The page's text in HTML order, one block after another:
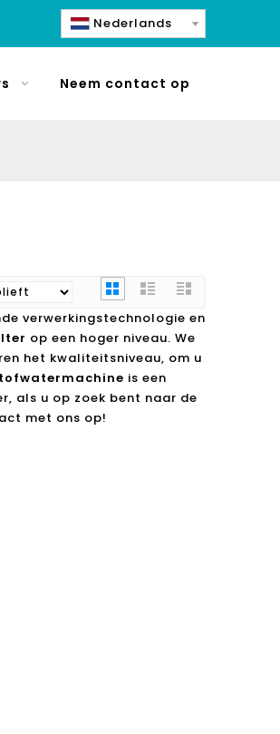
Nederlands
Neem contact op
verwerkingstechnologie en
op een hoger niveau. We
het kwaliteitsniveau, om u
is een
als u op zoek bent naar de
met ons op!